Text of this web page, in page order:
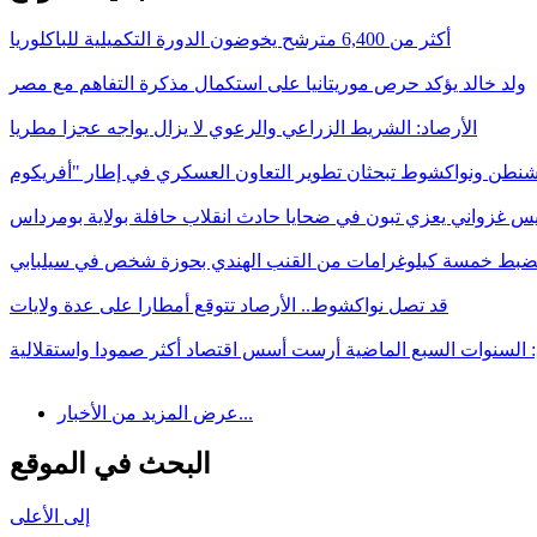
أكثر من 6,400 مترشح يخوضون الدورة التكميلية للباكلوريا
ولد خالد يؤكد حرص موريتانيا على استكمال مذكرة التفاهم مع مصر
الأرصاد: الشريط الزراعي والرعوي لا يزال يواجه عجزا مطريا
غزواني يعزي تبون في ضحايا حادث انقلاب حافلة بولاية بومرداس
يضبط خمسة كيلوغرامات من القنب الهندي بحوزة شخص في سيلبابي
قد تصل نواكشوط.. الأرصاد تتوقع أمطارا على عدة ولايات
السنوات السبع الماضية أرست أسس اقتصاد أكثر صمودا واستقلالية
عرض المزيد من الأخبار...
البحث في الموقع
إلى الأعلى